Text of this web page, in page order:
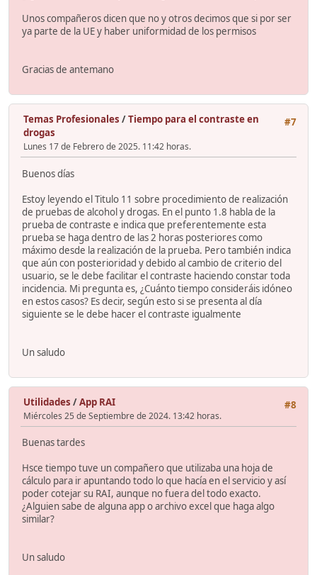
Unos compañeros dicen que no y otros decimos que si por ser
ya parte de la UE y haber uniformidad de los permisos
Gracias de antemano
#7
Temas Profesionales /Tiempo para el contraste en
drogas
Lunes 17 de Febrero de 2025. 11:42 horas.
Buenos días
Estoy leyendo el Titulo 11 sobre procedimiento de realización
de pruebas de alcohol y drogas. En el punto 1.8 habla de la
prueba de contraste e indica que preferentemente esta
prueba se haga dentro de las 2 horas posteriores como
máximo desde la realización de la prueba. Pero también indica
que aún con posterioridad y debido al cambio de criterio del
usuario, se le debe facilitar el contraste haciendo constar toda
incidencia. Mi pregunta es, ¿Cuánto tiempo consideráis idóneo
en estos casos? Es decir, según esto si se presenta al día
siguiente se le debe hacer el contraste igualmente
Un saludo
#8
Utilidades /App RAI
Miércoles 25 de Septiembre de 2024. 13:42 horas.
Buenas tardes
Hsce tiempo tuve un compañero que utilizaba una hoja de
cálculo para ir apuntando todo lo que hacía en el servicio y así
poder cotejar su RAI, aunque no fuera del todo exacto.
¿Alguien sabe de alguna app o archivo excel que haga algo
similar?
Un saludo